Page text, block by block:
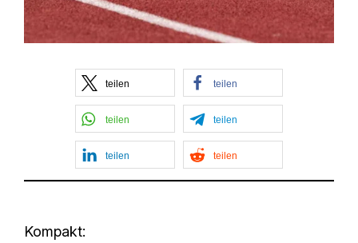
teilen teilen
teilen teilen
teilen teilen
Kompakt: